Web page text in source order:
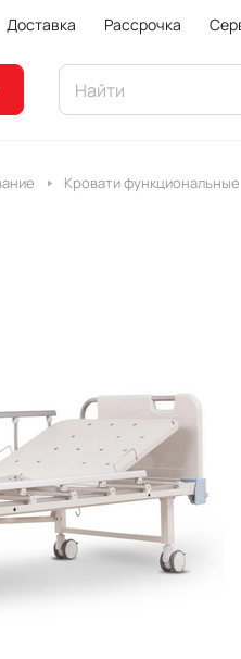
Доставка Рассрочка
Кровати функциональные